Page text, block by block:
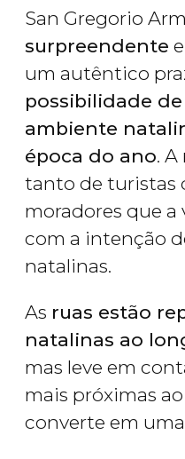
San Gregorio
surpreendente
um autêntico
possibilidade
ambiente
época do ano.
tanto de turistas
moradores que
com a intenção
natalinas.
As ruas estão
natalinas ao
mas leve em
mais próximas
converte em